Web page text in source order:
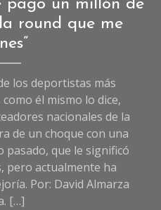
Entrevistas
pago un millón de
round que me
los deportistas más
él mismo lo dice,
nacionales de la
de un choque con una
pasado, que le significó
pero actualmente ha
Por: David Almarza
[…]